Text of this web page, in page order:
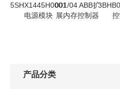
5SHX1445H0001
电源模块
001/04 ABB扩
展内存控制器
产品分类